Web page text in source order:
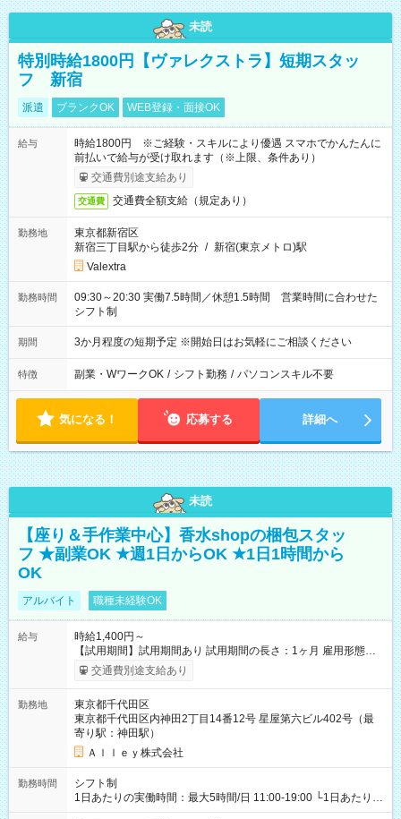
未読
特別時給1800円【ヴァレクストラ】短期スタッ
フ 新宿
派遣 ブランクOK WEB登録・面接OK
給与
時給1800円 ※ご経験・スキルにより優遇 スマホでかんたんに
前払いで給与が受け取れます（※上限、条件あり）
交通費別途支給あり
交通費 交通費全額支給（規定あり）
勤務地
東京都新宿区
新宿三丁目駅から徒歩2分 / 新宿(東京メトロ)駅
Valextra
勤務時間
09:30～20:30 実働7.5時間／休憩1.5時間 営業時間に合わせた
シフト制
期間 3か月程度の短期予定 ※開始日はお気軽にご相談ください
特徴 副業・WワークOK / シフト勤務 / パソコンスキル不要
気になる！ 応募する 詳細へ
未読
【座り＆手作業中心】香水shopの梱包スタッ
フ ★副業OK ★週1日からOK ★1日1時間から
OK
アルバイト 職種未経験OK
給与
時給1,400円～
【試用期間】試用期間あり 試用期間の長さ：1ヶ月 雇用形態、
給与は本採用時と同じです。
交通費別途支給あり
勤務地
東京都千代田区
東京都千代田区内神田2丁目14番12号 星屋第六ビル402号（最
寄り駅：神田駅）
Ａｌｌｅｙ株式会社
勤務時間
シフト制
1日あたりの実働時間：最大5時間/日 11:00-19:00 └1日あたりの
実働時間：1-5時間 └上記の時間帯内であれば、いつでも勤務可